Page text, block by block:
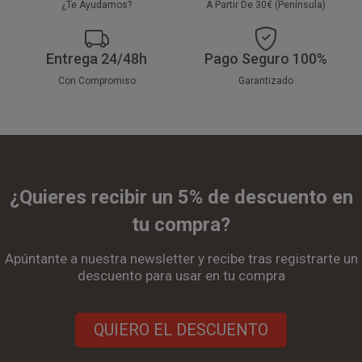
¿Te Ayudamos? A Partir De 30€ (Península)
Entrega 24/48h
Con Compromiso
Pago Seguro 100%
Garantizado
¿Quieres recibir un 5% de descuento en
tu compra?
Apúntante a nuestra newsletter y recibe tras registrarte un
descuento para usar en tu compra
QUIERO EL DESCUENTO